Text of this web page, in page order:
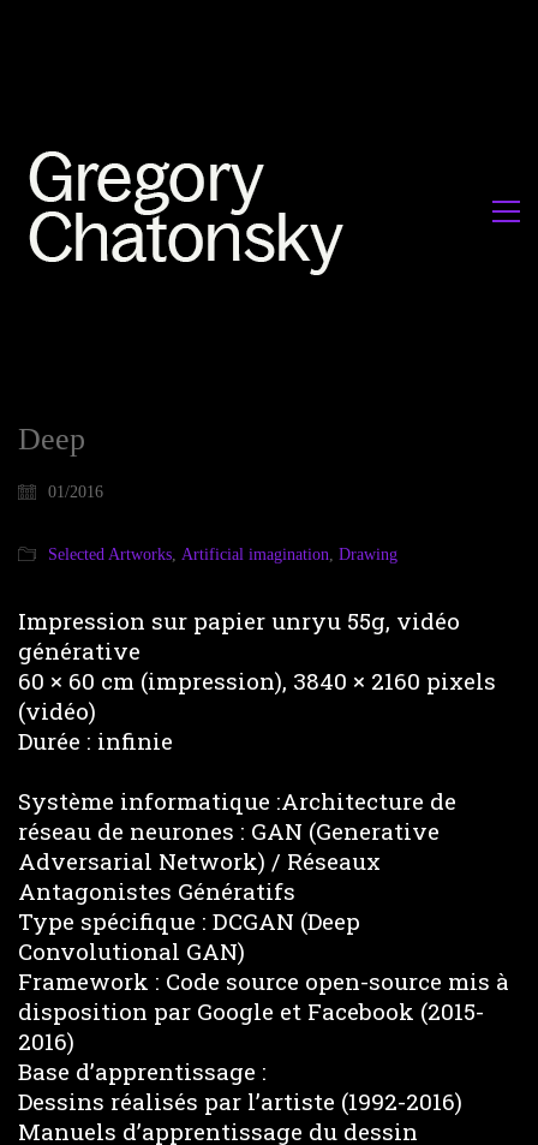
Deep
01/2016
Selected Artworks, Artificial imagination, Drawing
Impression sur papier unryu 55g, vidéo
générative
60 × 60 cm (impression), 3840 × 2160 pixels
(vidéo)
Durée : infinie
Système informatique :Architecture de
réseau de neurones : GAN (Generative
Adversarial Network) / Réseaux
Antagonistes Génératifs
Type spécifique : DCGAN (Deep
Convolutional GAN)
Framework : Code source open-source mis à
disposition par Google et Facebook (2015-
2016)
Base d’apprentissage :
Dessins réalisés par l’artiste (1992-2016)
Manuels d’apprentissage du dessin